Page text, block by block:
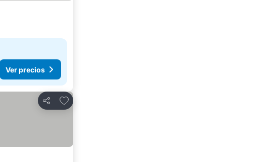
Ver precios
Compartir
Agregar a favoritos